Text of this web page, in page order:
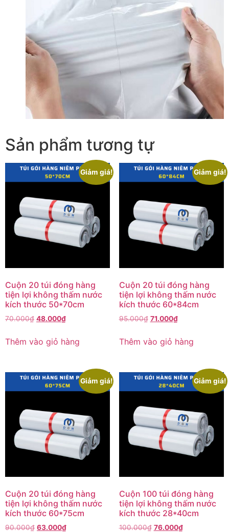
Sản phẩm tương tự
Giảm giá!
Cuộn 20 túi đóng hàng
tiện lợi không thấm nước
kích thước 50*70cm
70.000₫ 48.000₫
Thêm vào giỏ hàng
Giảm giá!
Cuộn 20 túi đóng hàng
tiện lợi không thấm nước
kích thước 60*84cm
95.000₫ 71.000₫
Thêm vào giỏ hàng
Giảm giá!
Cuộn 20 túi đóng hàng
tiện lợi không thấm nước
kích thước 60*75cm
90.000₫ 63.000₫
Giảm giá!
Cuộn 100 túi đóng hàng
tiện lợi không thấm nước
kích thước 28*40cm
100.000₫ 76.000₫